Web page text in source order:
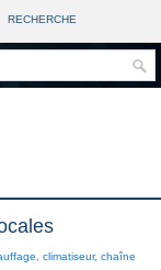
RECHERCHE
climatiseur, chaîne